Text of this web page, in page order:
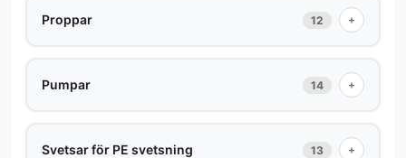
Proppar 12 +
Pumpar 14 +
Svetsar för PE svetsning 13 +